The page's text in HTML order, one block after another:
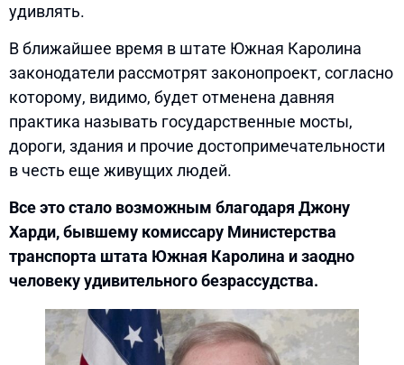
удивлять.
В ближайшее время в штате Южная Каролина
законодатели рассмотрят законопроект, согласно
которому, видимо, будет отменена давняя
практика называть государственные мосты,
дороги, здания и прочие достопримечательности
в честь еще живущих людей.
Все это стало возможным благодаря Джону
Харди, бывшему комиссару Министерства
транспорта штата Южная Каролина и заодно
человеку удивительного безрассудства.